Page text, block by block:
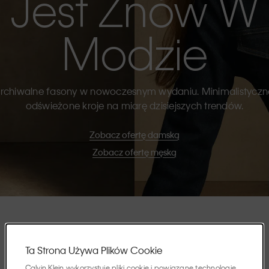
Modzie
fasony w nowoczesnym wydaniu.
odświeżone kroje na miarę dzisiejszych trendów.
Zobacz ofertę damską
Zobacz ofertę męską
Wyróżnione
Ta Strona Używa Plików Cookie
Calvin Klein wykorzystuje pliki cookie i powiązane technologie